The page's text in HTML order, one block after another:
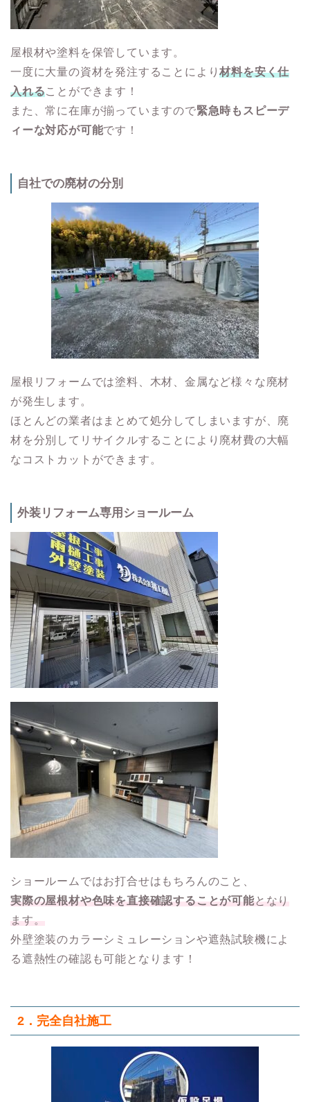
屋根材や塗料を保管しています。
一度に大量の資材を発注することにより材料を安く仕
入れることができます！
また、常に在庫が揃っていますので緊急時もスピーデ
ィーな対応が可能です！
自社での廃材の分別
屋根リフォームでは塗料、木材、金属など様々な廃材
が発生します。
ほとんどの業者はまとめて処分してしまいますが、廃
材を分別してリサイクルすることにより廃材費の大幅
なコストカットができます。
外装リフォーム専用ショールーム
ショールームではお打合せはもちろんのこと、
実際の屋根材や色味を直接確認することが可能となり
ます。
外壁塗装のカラーシミュレーションや遮熱試験機によ
る遮熱性の確認も可能となります！
2． 完全自社施工